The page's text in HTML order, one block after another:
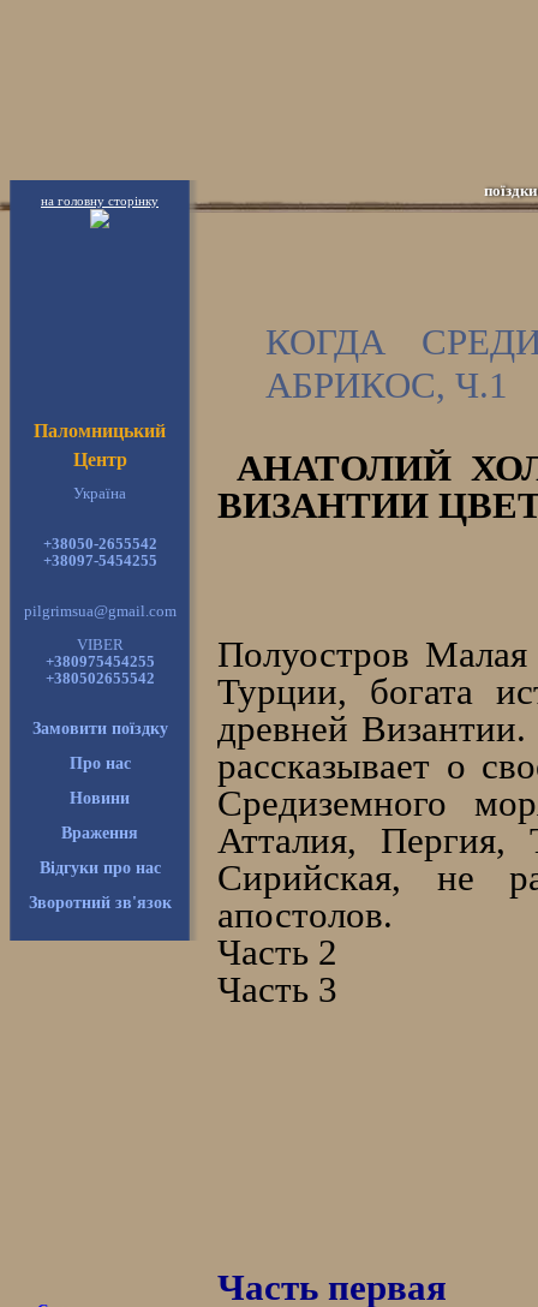
поїздки
на головну сторінку
Паломницький
Центр
Україна
+38050-2655542
+38097-5454255
pilgrimsua@gmail.com
VIBER
+380975454255
+380502655542
Замовити поїздку
Про нас
Новини
Враження
Відгуки про нас
Зворотний зв'язок
КОГДА
АБРИКОС, Ч.1
АНАТОЛИЙ
ВИЗАНТИИ
Полуостров Малая
Турции, богата
древней
рассказывает о
Средиземного
Атталия, Пергия,
Сирийская, не
апостолов.
Часть 2
Часть 3
Часть первая